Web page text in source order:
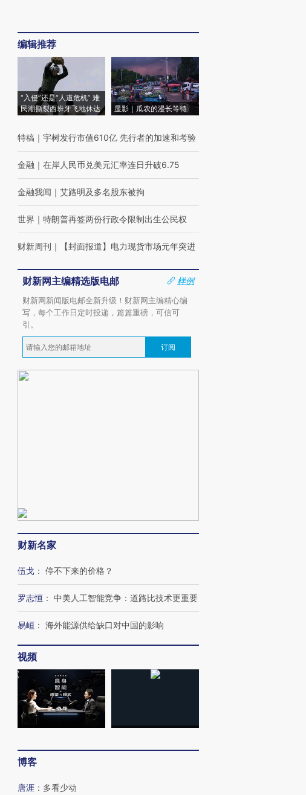
编辑推荐
“入侵”还是“人道危机” 难
民潮撕裂西班牙飞地休达
显影｜瓜农的漫长等待
特稿 ｜ 宇树发行市值610亿 先行者的加速和考验
金融 ｜ 在岸人民币兑美元汇率连日升破6.75
金融我闻 ｜ 艾路明及多名股东被拘
世界 ｜ 特朗普再签两份行政令限制出生公民权
财新周刊 ｜ 【封面报道】电力现货市场元年突进
财新网主编精选版电邮
样例
财新网新闻版电邮全新升级！财新网主编精心编
写，每个工作日定时投递，篇篇重磅，可信可
引。
订阅
财新名家
伍戈 ： 停不下来的价格？
罗志恒 ： 中美人工智能竞争：道路比技术更重要
易峘 ： 海外能源供给缺口对中国的影响
视频
博客
唐涯 ： 多看少动